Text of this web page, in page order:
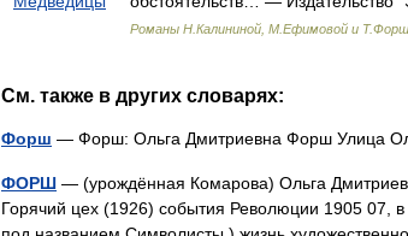
Романы Н.Калининой, М.Ефимовой и
См. также в других словарях:
Форш — Форш: Ольга Дмитриевна Форш Улица
ФОРШ — (урождённая Комарова) Ольга
Горячий цех (1926) события Революции 1905 07,